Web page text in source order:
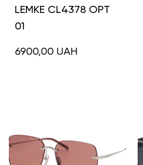
LEMKE CL4378 OPT
01
6900,00 UAH